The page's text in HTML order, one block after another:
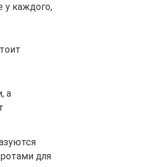
у каждого,
а
для